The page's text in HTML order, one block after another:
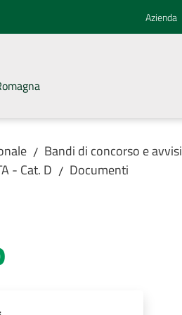
Azienda
/ Bandi di concorso e avvisi
- Cat. D / Documenti